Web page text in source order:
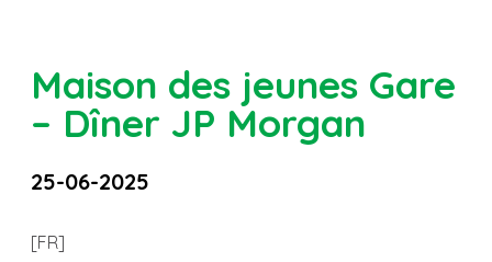
Maison des jeunes Gare
– Dîner JP Morgan
25-06-2025
[FR]